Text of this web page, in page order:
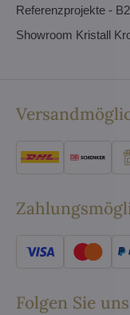
Referenzprojekte -
Showroom Kristall
Folgen Sie uns